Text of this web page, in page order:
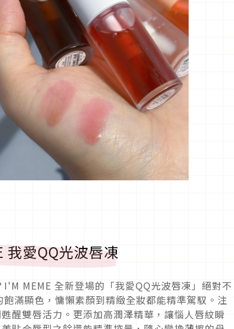
我愛QQ光波唇凍
MEME 全新登場的「我愛QQ光波唇凍」絕對不
滿顯色，慵懶素顏到精緻全妝都能精準駕馭。注
醒雙唇活力。更添加高潤澤精華，讓惱人唇紋瞬